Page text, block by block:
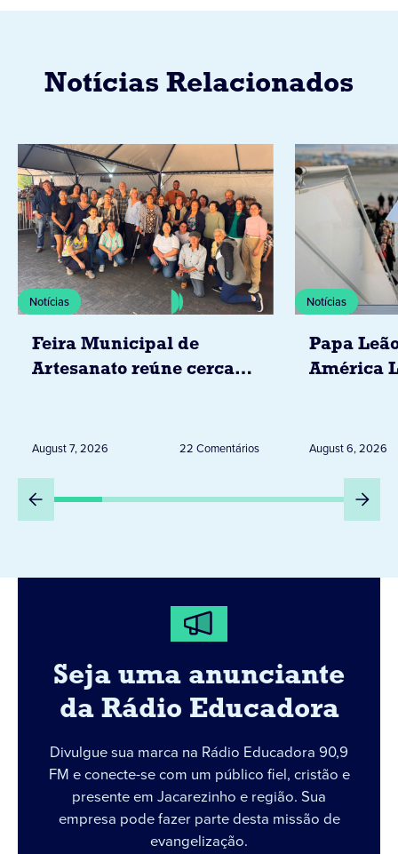
Notícias Relacionados
Notícias
Feira Municipal de
Artesanato reúne cerca
August 7, 2026 22 Comentários
Notícias
Papa
América
Peru
August 6, 2026
Seja uma anunciante
da Rádio Educadora
Divulgue sua marca na Rádio Educadora 90,9
FM e conecte-se com um público fiel, cristão e
presente em Jacarezinho e região. Sua
empresa pode fazer parte desta missão de
evangelização.